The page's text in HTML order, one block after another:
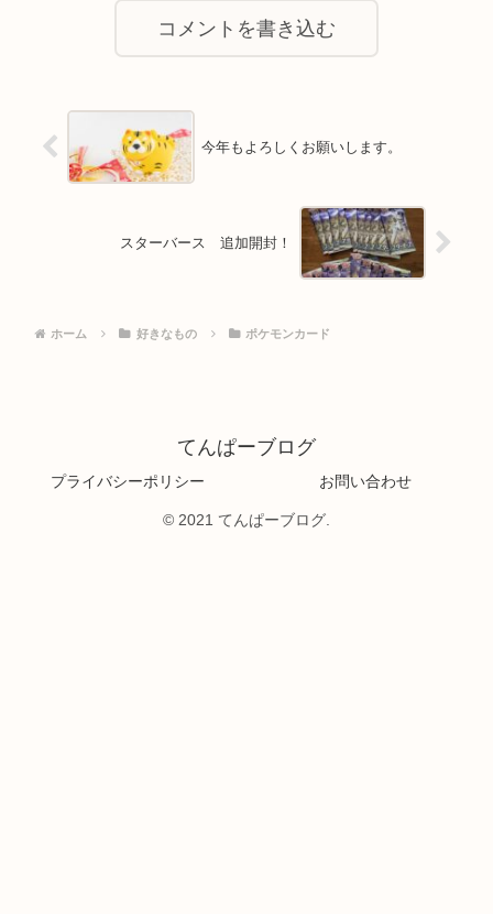
コメントを書き込む
今年もよろしくお願いします。
スターバース 追加開封！
ホーム 好きなもの ポケモンカード
てんぱーブログ
プライバシーポリシー お問い合わせ
© 2021 てんぱーブログ.